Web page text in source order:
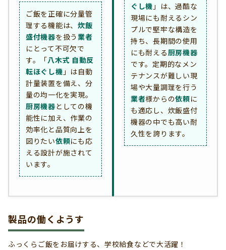
ご飯を正確に分量管
理する機能は、 炊飯
盛付機器を扱う業者
にとって不可欠で
す。「八木式 自動反
転ほぐし機 」は自動
計量装置を備え、分
量の均一化を実現。
厨房機器としての機
能性に加え、作業の
効率化と品質向上を
図りたい依頼にも応
える設計が施されて
います。
ぐし機 」は、過酷な
現場にも耐えるシン
プルで堅牢な構造を
持ち、長期間の使用
にも耐える厨房機器
です。定期的なメン
テナンスが難しい現
場や大量調理を行う
業者様からの依頼に
も適応し、炊飯盛付
機器の中でも高い耐
久性を誇ります。
製品の働くようす
ふっくらご飯をお届けする、学校給食などで大活躍！